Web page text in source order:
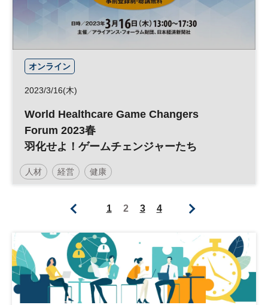
オンライン
2023/3/16(木)
World Healthcare Game Changers
Forum 2023春
羽化せよ！ゲームチェンジャーたち
人材 経営 健康
1 2 3 4